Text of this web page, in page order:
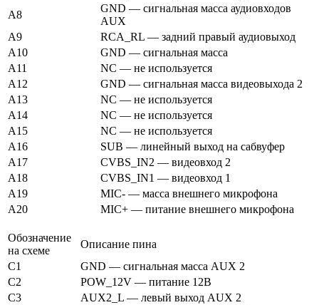
A8
GND — сигнальная масса аудиовходов
AUX
A9
RCA_RL — задний правый аудиовыход
A10
GND — сигнальная масса
A11
NC — не используется
A12
GND — сигнальная масса видеовыхода 2
A13
NC — не используется
A14
NC — не используется
A15
NC — не используется
A16
SUB — линейный выход на сабвуфер
A17
CVBS_IN2 — видеовход 2
A18
CVBS_IN1 — видеовход 1
A19
MIC- — масса внешнего микрофона
A20
MIC+ — питание внешнего микрофона
Обозначение
на схеме
Описание пина
C1
GND — сигнальная масса AUX 2
C2
POW_12V — питание 12В
C3
AUX2_L — левый выход AUX 2